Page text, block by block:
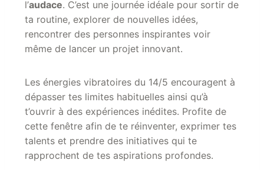
l’audace. C’est une journée idéale pour sortir de
ta routine, explorer de nouvelles idées,
rencontrer des personnes inspirantes voir
même de lancer un projet innovant.
Les énergies vibratoires du 14/5 encouragent à
dépasser tes limites habituelles ainsi qu’à
t’ouvrir à des expériences inédites. Profite de
cette fenêtre afin de te réinventer, exprimer tes
talents et prendre des initiatives qui te
rapprochent de tes aspirations profondes.